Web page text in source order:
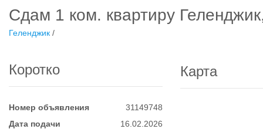
Сдам 1 ком. квартиру
Геленджик /
Коротко
Номер объявления
31149748
Дата подачи
16.02.2026
Карта